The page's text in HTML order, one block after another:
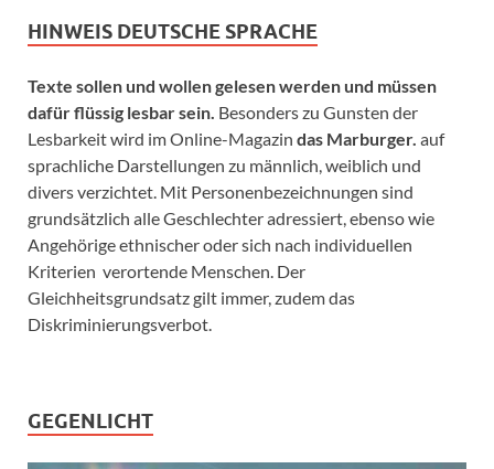
HINWEIS DEUTSCHE SPRACHE
Texte sollen und wollen gelesen werden und müssen
dafür flüssig lesbar sein. Besonders zu Gunsten der
Lesbarkeit wird im Online-Magazin das Marburger. auf
sprachliche Darstellungen zu männlich, weiblich und
divers verzichtet. Mit Personenbezeichnungen sind
grundsätzlich alle Geschlechter adressiert, ebenso wie
Angehörige ethnischer oder sich nach individuellen
Kriterien verortende Menschen. Der
Gleichheitsgrundsatz gilt immer, zudem das
Diskriminierungsverbot.
GEGENLICHT